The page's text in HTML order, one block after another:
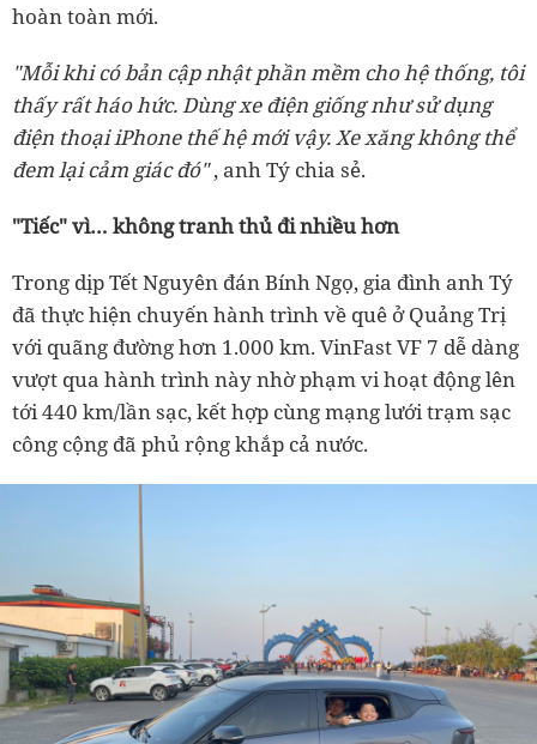
hoàn toàn mới.
"Mỗi khi có bản cập nhật phần mềm cho hệ thống, tôi
thấy rất háo hức. Dùng xe điện giống như sử dụng
điện thoại iPhone thế hệ mới vậy. Xe xăng không thể
đem lại cảm giác đó", anh Tý chia sẻ.
"Tiếc" vì… không tranh thủ đi nhiều hơn
Trong dịp Tết Nguyên đán Bính Ngọ, gia đình anh Tý
đã thực hiện chuyến hành trình về quê ở Quảng Trị
với quãng đường hơn 1.000 km. VinFast VF 7 dễ dàng
vượt qua hành trình này nhờ phạm vi hoạt động lên
tới 440 km/lần sạc, kết hợp cùng mạng lưới trạm sạc
công cộng đã phủ rộng khắp cả nước.